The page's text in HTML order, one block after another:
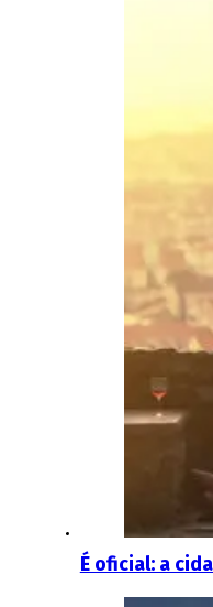
É oficial: a